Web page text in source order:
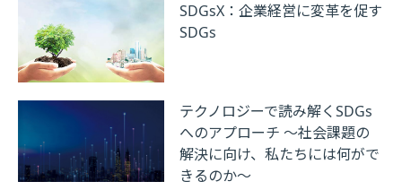
SDGsX：企業経営に変革を促す
SDGs
テクノロジーで読み解くSDGs
へのアプローチ ～社会課題の
解決に向け、私たちには何がで
きるのか～